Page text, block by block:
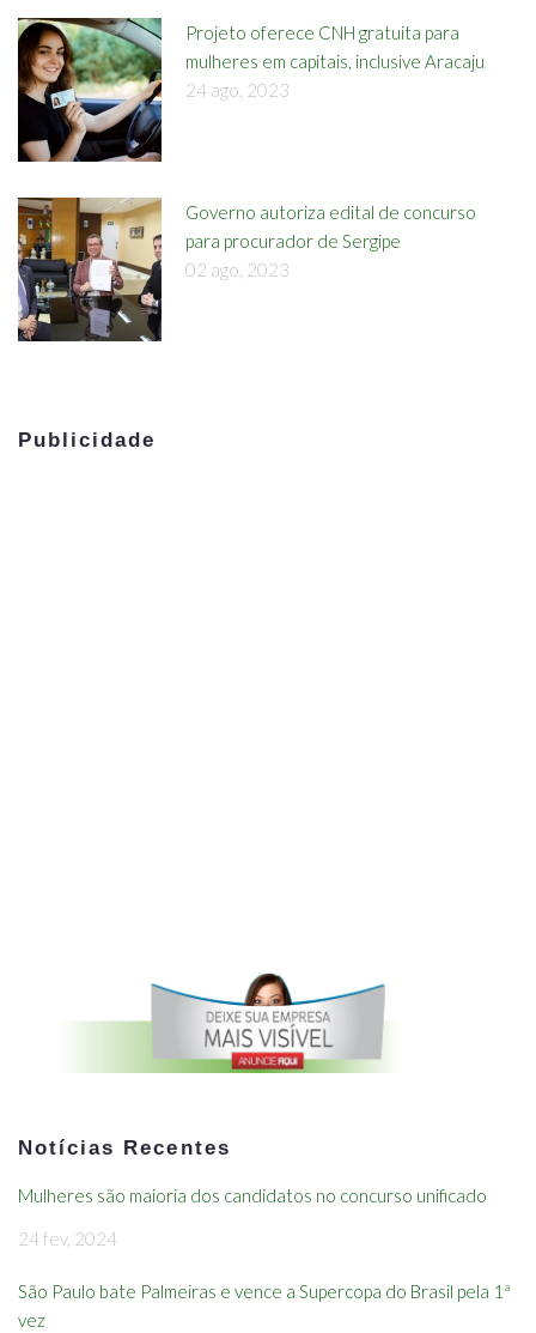
Projeto oferece CNH gratuita para
mulheres em capitais, inclusive Aracaju
24 ago, 2023
Governo autoriza edital de concurso
para procurador de Sergipe
02 ago, 2023
Publicidade
Notícias Recentes
Mulheres são maioria dos candidatos no concurso unificado
24 fev, 2024
São Paulo bate Palmeiras e vence a Supercopa do Brasil pela 1ª
vez